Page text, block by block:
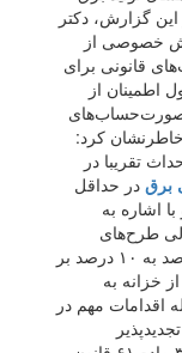
بنابر این گزارش، دکتر
خصوصی از
قانونی برای
اطمینان از
صورت‌حساب‌های
کرد:
تقریبا در
برق در حداقل
اشاره به
طرح‌های
نیروگاهی آتی، افزایش عوارض برق از ۸ درصد به ۱۰ درصد بر
تخصیص آن از خزانه به
اقدامات مهم در